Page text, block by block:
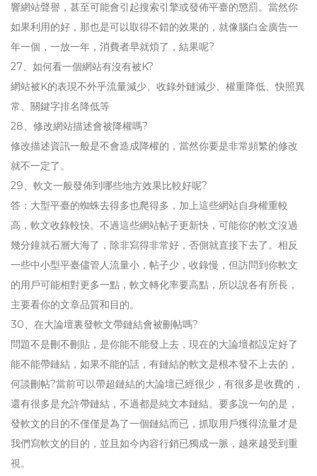
響網站聲譽，甚至可能會引起搜索引擎或發佈平臺的懲罰。當然你
如果利用的好，那也是可以取得不錯的效果的，就像腦白金廣告一
年一個，一放一年，消費者早就煩了，結果呢?
27、如何看一個網站有沒有被K?
網站被K的表現不外乎流量減少、收錄外鏈減少、權重降低、快照異
常、關鍵字排名降低等
28、修改網站描述會被降權嗎?
修改描述資訊一般是不會造成降權的，當然你要是非常頻繁的修改
就不一定了。
29、軟文一般發佈到哪些地方效果比較好呢?
答：大型平臺的蜘蛛去得多也爬得多，加上這些網站自身權重較
高，軟文收錄較快。不過這些網站帖子更新快，可能你的軟文沒過
幾分鐘就石層大海了，除非寫得非常好，否側就直接下去了。相反
一些中小型平臺儘管人流量小，帖子少，收錄慢，但訪問到你軟文
的用戶可能相對更多一點，軟文轉化率要高點，所以說各有所長，
主要看你的文章品質和目的。
30、在大論壇裏發軟文帶鏈結會被刪帖嗎?
問題不是刪不刪貼，是你能不能發上去，現在的大論壇都設定好了
能不能帶鏈結，如果不能的話，有鏈結的軟文是根本發不上去的，
何談刪帖?當前可以帶超鏈結的大論壇已經很少，有很多是收費的，
還有很多是允許帶鏈結，不過都是純文本鏈結。要多說一句的是，
發軟文的目的不僅僅是為了一個鏈結而已，抓取用戶獲得流量才是
我們寫軟文的目的，並且如今內容行銷已獨成一脈，越來越受到重
視。